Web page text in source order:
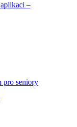
–
pro seniory